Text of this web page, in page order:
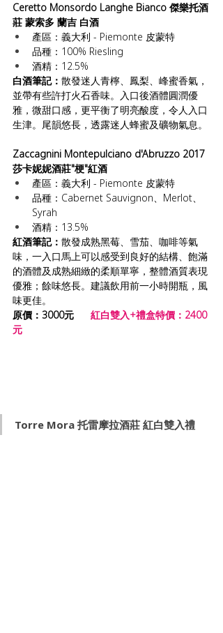
Ceretto Monsordo Langhe Bianco 傑樂托酒
莊 蒙索多 蘭吉 白酒
產區：義大利 - Piemonte 皮蒙特
品種：100% Riesling
酒精：12.5%
白酒筆記： 散發迷人青檸、鳳梨、峰蜜香氣，
並帶有些許打火石香味。入口後酒體圓潤優
雅，微甜口感，更平衡了明亮酸度，令人入口
生津。尾韻悠長，透露迷人蜂蜜及礦物氣息。
Zaccagnini Montepulciano d'Abruzzo 2017
莎卡妮妮酒莊"梗"紅酒
產區：義大利 - Piemonte 皮蒙特
品種：Cabernet Sauvignon、Merlot、
Syrah
酒精：13.5%
紅酒筆記： 散發成熟黑莓、雪茄、咖啡等氣
味，一入口馬上可以感受到良好的結構、飽滿
的酒體及成熟細緻的柔順單寧，整體酒質表現
優雅；餘味悠長。建議飲用前一小時開瓶，風
味更佳。
原價：3000元
紅白雙入+禮盒特價：2400
元
Torre Mora 托雷摩拉酒莊 紅白雙入禮